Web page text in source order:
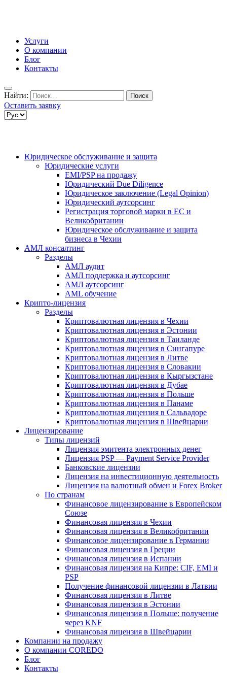
Услуги
О компании
Блог
Контакты
Найти:
Оставить заявку
Юридическое обслуживание и защита
Юридические услуги
EMI/PSP на продажу
Юридический Due Diligence
Юридическое заключение (Legal Opinion)
Юридический аутсорсинг
Регистрация торговой марки в ЕС и
Великобритании
Юридическое обслуживание и защита
бизнеса в Чехии
АМЛ консалтинг
Разделы
АМЛ аудит
АМЛ поддержка и аутсорсинг
АМЛ аутсорсинг
AML обучение
Крипто-лицензия
Разделы
Криптовалютная лицензия в Чехии
Криптовалютная лицензия в Эстонии
Криптовалютная лицензия в Таиланде
Криптовалютная лицензия в Сингапуре
Криптовалютная лицензия в Литве
Криптовалютная лицензия в Словакии
Криптовалютная лицензия в Кыргызстане
Криптовалютная лицензия в Дубае
Криптовалютная лицензия в Польше
Криптовалютная лицензия в Панаме
Криптовалютная лицензия в Сальвадоре
Криптовалютная лицензия в Швейцарии
Лицензирование
Типы лицензий
Лицензия эмитента электронных денег
Лицензия PSP — Payment Service Provider
Банковские лицензии
Лицензия на инвестиционную деятельность
Лицензия на валютный обмен и Forex Broker
По странам
Финансовое лицензирование в Европейском
Союзе
Финансовая лицензия в Чехии
Финансовая лицензия в Великобритании
Финансовое лицензирование в Германии
Финансовая лицензия в Греции
Финансовая лицензия в Испании
Финансовая лицензия на Кипре: CIF, EMI и
PSP
Получение финансовой лицензии в Латвии
Финансовая лицензия в Литве
Финансовая лицензия в Эстонии
Финансовая лицензия в Польше: получение
через KNF
Финансовая лицензия в Швейцарии
Компании на продажу
О компании COREDO
Блог
Контакты